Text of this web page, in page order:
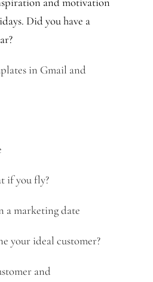
Did you have a
in Gmail and
if you fly?
a marketing date
your ideal customer?
and